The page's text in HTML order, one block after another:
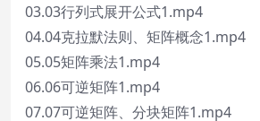
03.03行列式展开公式1.mp4
04.04克拉默法则、矩阵概念1.mp4
05.05矩阵乘法1.mp4
06.06可逆矩阵1.mp4
07.07可逆矩阵、分块矩阵1.mp4